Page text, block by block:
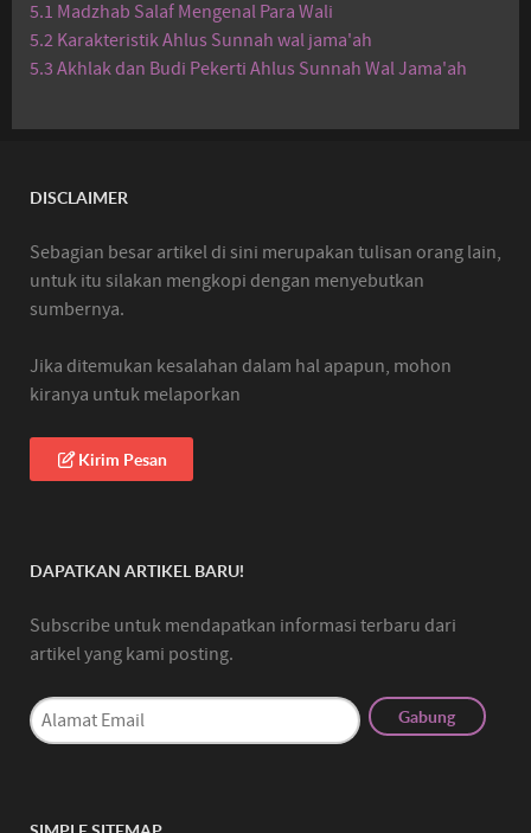
5.1 Madzhab Salaf Mengenal Para Wali
5.2 Karakteristik Ahlus Sunnah wal jama'ah
5.3 Akhlak dan Budi Pekerti Ahlus Sunnah Wal Jama'ah
DISCLAIMER
Sebagian besar artikel di sini merupakan tulisan orang lain,
untuk itu silakan mengkopi dengan menyebutkan
sumbernya.
Jika ditemukan kesalahan dalam hal apapun, mohon
kiranya untuk melaporkan
Kirim Pesan
DAPATKAN ARTIKEL BARU!
Subscribe untuk mendapatkan informasi terbaru dari
artikel yang kami posting.